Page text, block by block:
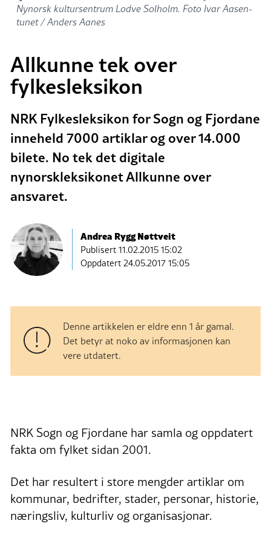
Nynorsk kultursentrum Lodve Solholm. Foto Ivar Aasen-
tunet / Anders Aanes
Allkunne tek over
fylkesleksikon
NRK Fylkesleksikon for Sogn og Fjordane
inneheld 7000 artiklar og over 14.000
bilete. No tek det digitale
nynorskleksikonet Allkunne over
ansvaret.
Andrea Rygg Nøttveit
Publisert11.02.2015 15:02
Oppdatert 24.05.2017 15:05
Denne artikkelen er eldre enn 1 år gamal.
Det betyr at noko av informasjonen kan
vere utdatert.
NRK Sogn og Fjordane har samla og oppdatert
fakta om fylket sidan 2001.
Det har resultert i store mengder artiklar om
kommunar, bedrifter, stader, personar, historie,
næringsliv, kulturliv og organisasjonar.